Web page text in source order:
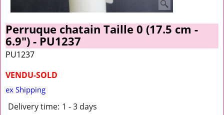
Perruque chatain Taille 0 (17.5 cm -
6.9") - PU1237
PU1237
VENDU-SOLD
ex Shipping
Delivery time: 1 - 3 days